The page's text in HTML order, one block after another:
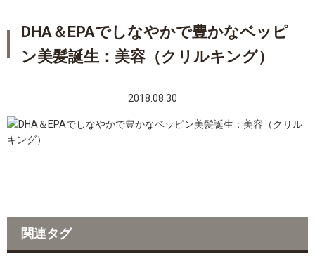
DHA＆EPAでしなやかで豊かなベッピ
ン美髪誕生：美容（クリルキング）
2018.08.30
関連タグ